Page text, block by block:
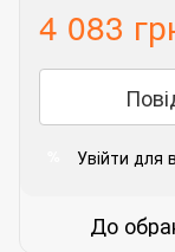
4 083
Увійти для
До